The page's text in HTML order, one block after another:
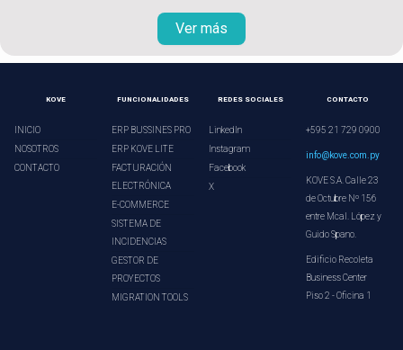
Ver más
KOVE
INICIO
NOSOTROS
CONTACTO
FUNCIONALIDADES
ERP BUSSINES PRO
ERP KOVE LITE
FACTURACIÓN
ELECTRÓNICA
E-COMMERCE
SISTEMA DE
INCIDENCIAS
GESTOR DE
PROYECTOS
MIGRATION TOOLS
REDES SOCIALES
LinkedIn
Instagram
Facebook
X
CONTACTO
+595 21 729 0900
info@kove.com.py
KOVE S.A. Calle 23
de Octubre Nº 156
entre Mcal. López y
Guido Spano.
Edificio Recoleta
Business Center
Piso 2 - Oficina 1